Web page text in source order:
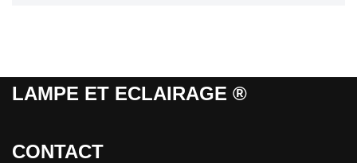
LAMPE ET ECLAIRAGE ®
CONTACT